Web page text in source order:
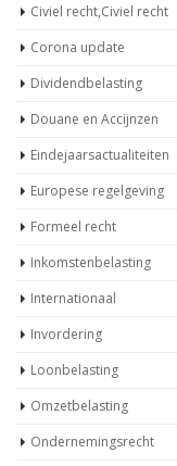
Civiel recht,Civiel recht
Corona update
Dividendbelasting
Douane en Accijnzen
Eindejaarsactualiteiten
Europese regelgeving
Formeel recht
Inkomstenbelasting
Internationaal
Invordering
Loonbelasting
Omzetbelasting
Ondernemingsrecht